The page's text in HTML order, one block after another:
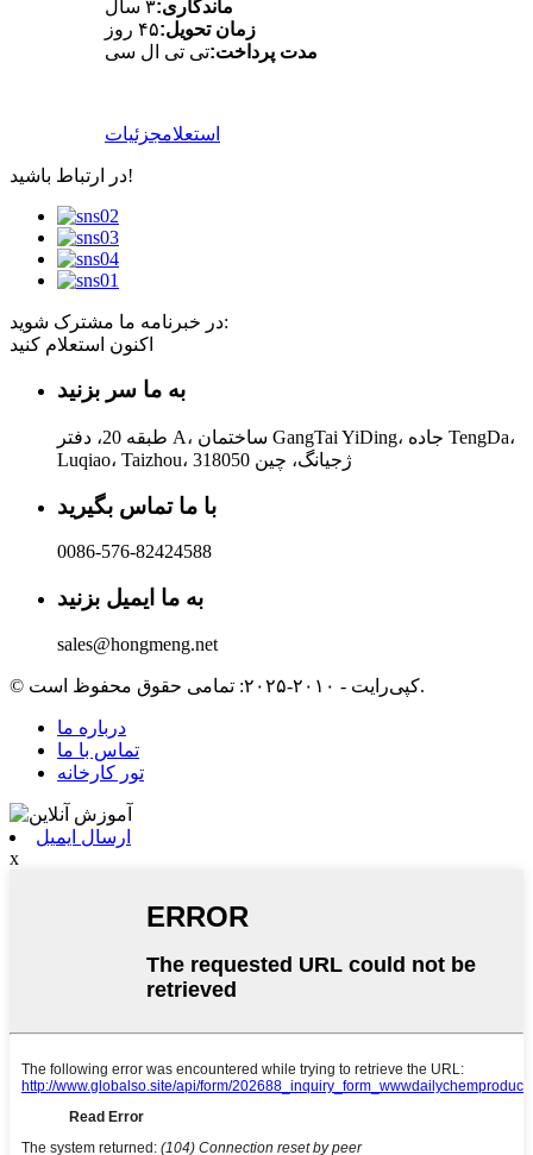
ماندگاری:۳ سال
زمان تحویل:۴۵ روز
مدت پرداخت:تی تی ال سی
استعلامجزئیات
در ارتباط باشید!
در خبرنامه ما مشترک شوید:
اکنون استعلام کنید
به ما سر بزنید
طبقه 20، دفتر A، ساختمان GangTai YiDing، جاده TengDa،
Luqiao، Taizhou، ژجیانگ، چین 318050
با ما تماس بگیرید
0086-576-82424588
به ما ایمیل بزنید
sales@hongmeng.net
© کپی‌رایت - ۲۰۱۰-۲۰۲۵: تمامی حقوق محفوظ است.
درباره ما
تماس با ما
تور کارخانه
ارسال ایمیل
x